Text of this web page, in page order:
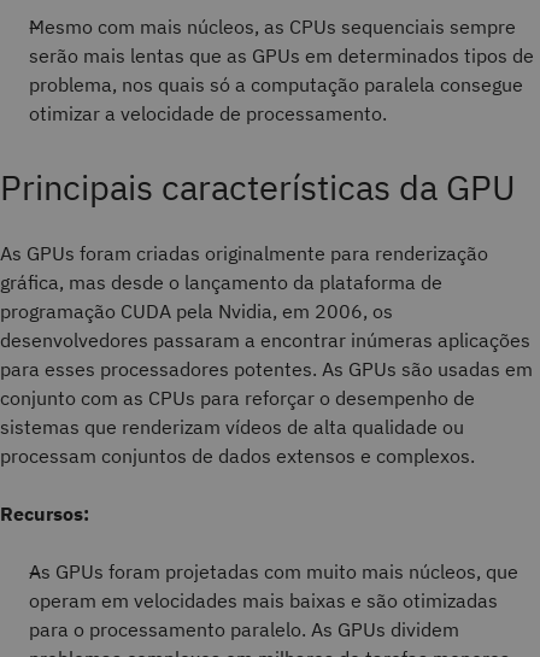
Mesmo com mais núcleos, as CPUs sequenciais sempre
serão mais lentas que as GPUs em determinados tipos de
problema, nos quais só a computação paralela consegue
otimizar a velocidade de processamento.
Principais características da GPU
As GPUs foram criadas originalmente para renderização
gráfica, mas desde o lançamento da plataforma de
programação CUDA pela Nvidia, em 2006, os
desenvolvedores passaram a encontrar inúmeras aplicações
para esses processadores potentes. As GPUs são usadas em
conjunto com as CPUs para reforçar o desempenho de
sistemas que renderizam vídeos de alta qualidade ou
processam conjuntos de dados extensos e complexos.
Recursos:
As GPUs foram projetadas com muito mais núcleos, que
operam em velocidades mais baixas e são otimizadas
para o processamento paralelo. As GPUs dividem